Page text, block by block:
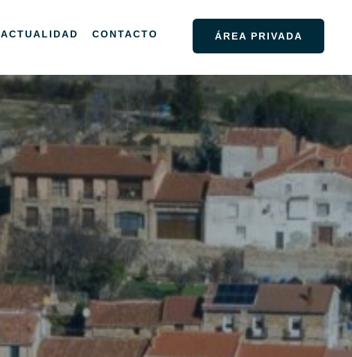
ACTUALIDAD CONTACTO ÁREA PRIVADA